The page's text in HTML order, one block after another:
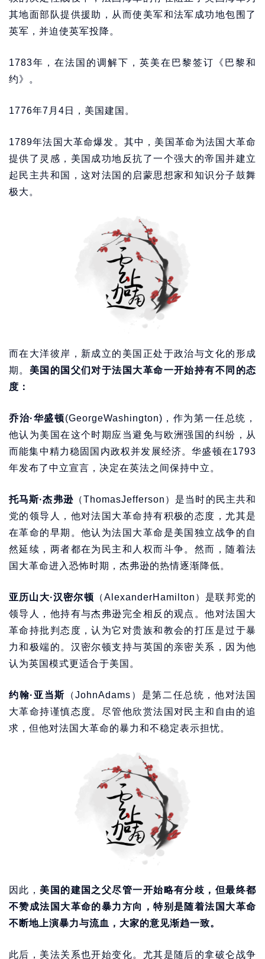
其地面部队提供援助，从而使美军和法军成功地包围了
英军，并迫使英军投降。
1783年，在法国的调解下，英美在巴黎签订《巴黎和
约》。
1776年7月4日，美国建国。
1789年法国大革命爆发。其中，美国革命为法国大革命
提供了灵感，美国成功地反抗了一个强大的帝国并建立
起民主共和国，这对法国的启蒙思想家和知识分子鼓舞
极大。
而在大洋彼岸，新成立的美国正处于政治与文化的形成
期。 美国的国父们对于法国大革命一开始持有不同的态
度：
乔治·华盛顿(GeorgeWashington)，作为第一任总统，
他认为美国在这个时期应当避免与欧洲强国的纠纷，从
而能集中精力稳固国内政权并发展经济。华盛顿在1793
年发布了中立宣言，决定在英法之间保持中立。
托马斯·杰弗逊（ThomasJefferson）是当时的民主共和
党的领导人，他对法国大革命持有积极的态度，尤其是
在革命的早期。他认为法国大革命是美国独立战争的自
然延续，两者都在为民主和人权而斗争。然而，随着法
国大革命进入恐怖时期，杰弗逊的热情逐渐降低。
亚历山大·汉密尔顿 （AlexanderHamilton）是联邦党的
领导人，他持有与杰弗逊完全相反的观点。他对法国大
革命持批判态度，认为它对贵族和教会的打压是过于暴
力和极端的。汉密尔顿支持与英国的亲密关系，因为他
认为英国模式更适合于美国。
约翰·亚当斯 （JohnAdams）是第二任总统，他对法国
大革命持谨慎态度。尽管他欣赏法国对民主和自由的追
求，但他对法国大革命的暴力和不稳定表示担忧。
因此， 美国的建国之父尽管一开始略有分歧，但最终都
不赞成法国大革命的暴力方向，特别是随着法国大革命
不断地上演暴力与流血，大家的意见渐趋一致。
此后，美法关系也开始变化。尤其是随后的拿破仑战争